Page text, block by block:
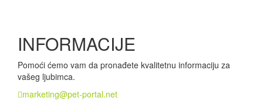
INFORMACIJE
Pomoći ćemo vam da pronađete kvalitetnu informaciju za
vašeg ljubimca.
marketing@pet-portal.net